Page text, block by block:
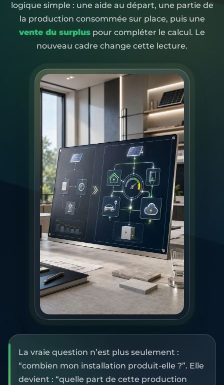
logique simple : une aide au départ, une partie de
la production consommée sur place, puis une
vente du surplus pour compléter le calcul. Le
nouveau cadre change cette lecture.
La vraie question n’est plus seulement :
“combien mon installation produit-elle ?”. Elle
devient : “quelle part de cette production